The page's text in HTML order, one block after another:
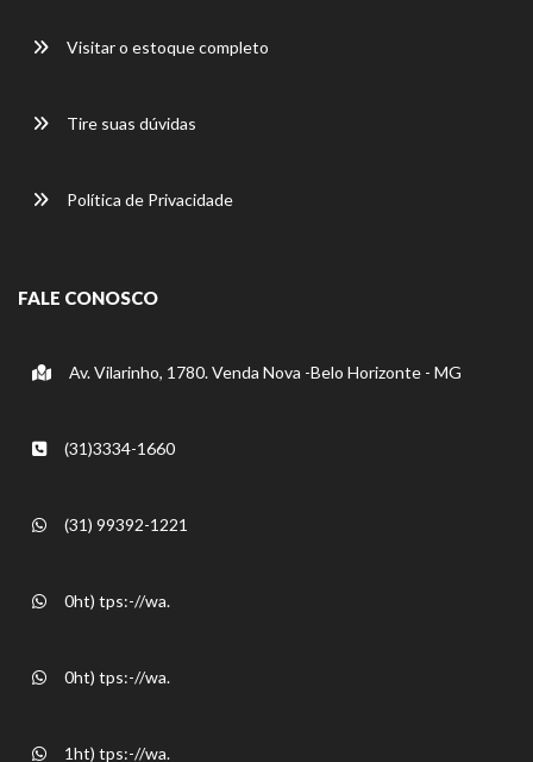
Visitar o estoque completo
Tire suas dúvidas
Política de Privacidade
FALE CONOSCO
Av. Vilarinho, 1780. Venda Nova -Belo Horizonte - MG
(31)3334-1660
(31) 99392-1221
0ht) tps:-//wa.
0ht) tps:-//wa.
1ht) tps:-//wa.